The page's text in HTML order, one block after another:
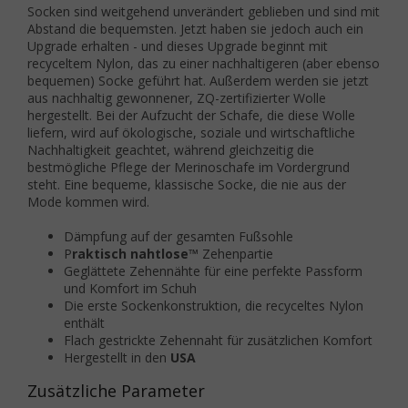
Socken sind weitgehend unverändert geblieben und sind mit
Abstand die bequemsten. Jetzt haben sie jedoch auch ein
Upgrade erhalten - und dieses Upgrade beginnt mit
recyceltem Nylon, das zu einer nachhaltigeren (aber ebenso
bequemen) Socke geführt hat. Außerdem werden sie jetzt
aus nachhaltig gewonnener, ZQ-zertifizierter Wolle
hergestellt. Bei der Aufzucht der Schafe, die diese Wolle
liefern, wird auf ökologische, soziale und wirtschaftliche
Nachhaltigkeit geachtet, während gleichzeitig die
bestmögliche Pflege der Merinoschafe im Vordergrund
steht. Eine bequeme, klassische Socke, die nie aus der
Mode kommen wird.
Dämpfung auf der gesamten Fußsohle
Praktisch nahtlose™ Zehenpartie
Geglättete Zehennähte für eine perfekte Passform
und Komfort im Schuh
Die erste Sockenkonstruktion, die recyceltes Nylon
enthält
Flach gestrickte Zehennaht für zusätzlichen Komfort
Hergestellt in den USA
Zusätzliche Parameter